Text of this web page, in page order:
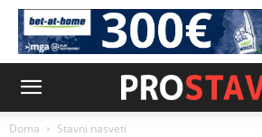
Doma Stavni nasveti